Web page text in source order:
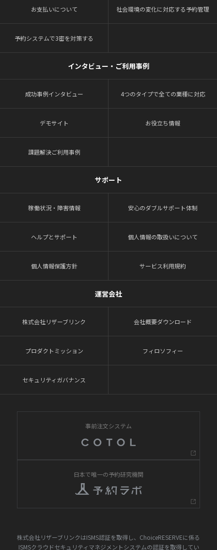
お支払いについて 社会環境の変化に対応する予約管理
予約システムで3密を対策する
インタビュー・ご利用事例
成功事例インタビュー 4つのタイプで全ての業種に対応
デモサイト お役立ち情報
課題解決ご利用事例
サポート
稼働状況・障害情報 安心のダブルサポート体制
ヘルプとサポート 個人情報の取扱いについて
個人情報保護方針 サービス利用規約
運営会社
株式会社リザーブリンク 会社概要ダウンロード
プロダクトミッション フィロソフィー
セキュリティガバナンス
事前注文システム
日本で唯一の予約研究機関
株式会社リザーブリンクはISMS認証を取得し、ChoiceRESERVEに係る
ISMSクラウドセキュリティマネジメントシステムの認証を取得してい